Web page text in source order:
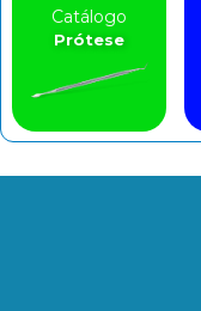
Catálogo
Prótese